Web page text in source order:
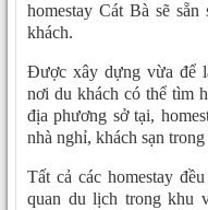
homestay Cát Bà sẽ
khách.
Được xây dựng vừa để
nơi du khách có thể tìm
địa phương sở tại,
nhà nghỉ, khách sạn
Tất cả các homestay
quan du lịch trong khu